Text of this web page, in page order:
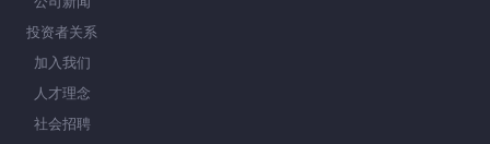
投资者关系
加入我们
人才理念
社会招聘